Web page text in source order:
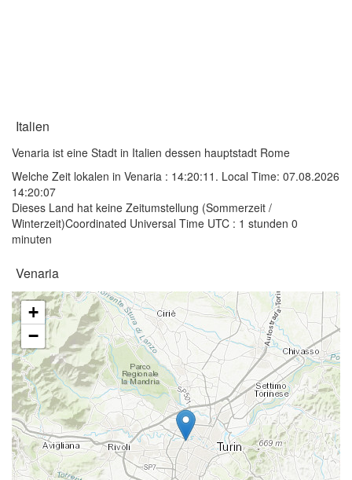
Italien
Venaria ist eine Stadt in Italien dessen hauptstadt Rome
Welche Zeit lokalen in Venaria : 14:20:11 . Local Time: 07.08.2026
14:20:07
Dieses Land hat keine Zeitumstellung (Sommerzeit /
Winterzeit)Coordinated Universal Time UTC : 1 stunden 0
minuten
Venaria
+
−